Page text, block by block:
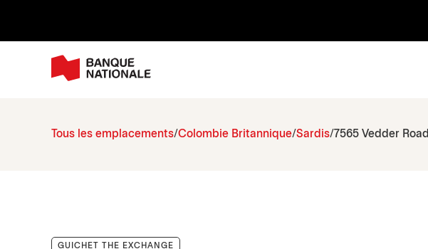
Tous les emplacements Colombie Britannique Sardis 7565 Vedder Road
GUICHET THE EXCHANGE